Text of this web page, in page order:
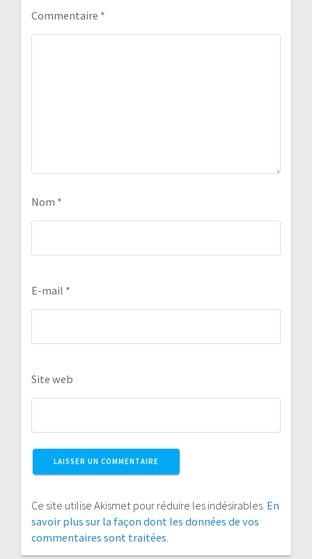
Commentaire *
Nom *
E-mail *
Site web
Ce site utilise Akismet pour réduire les indésirables. En
savoir plus sur la façon dont les données de vos
commentaires sont traitées